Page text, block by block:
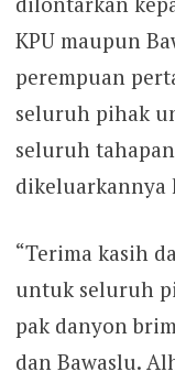
KPU maupun
perempuan
seluruh pihak
seluruh
dikeluarkannya
“Terima kasih
untuk seluruh
pak danyon
dan Bawaslu.